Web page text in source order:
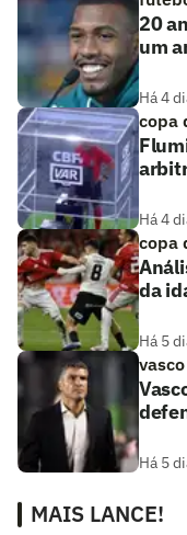
20
um
Há 4
copa
Há 4
copa
da
Há 5
vasco
Há 5
MAIS LANCE!